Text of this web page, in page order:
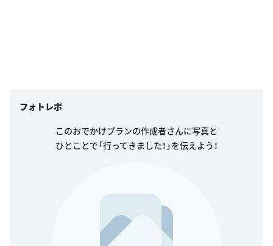
フォトレポ
このおでかけプランの作成者さんに写真と
ひとことで「行ってきました！」を伝えよう！